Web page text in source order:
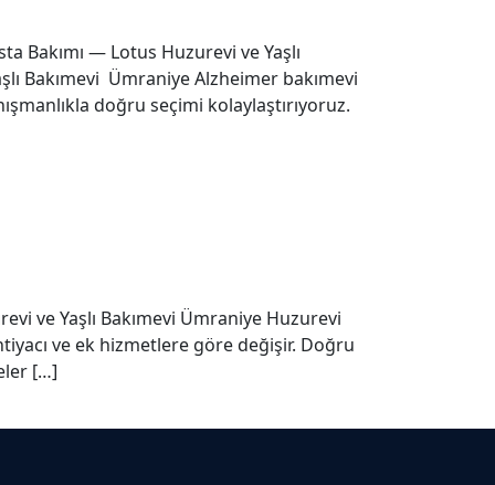
Bakımı — Lotus Huzurevi ve Yaşlı
Bakımevi Ümraniye Alzheimer bakımevi
doğru seçimi kolaylaştırıyoruz.
ve Yaşlı Bakımevi Ümraniye Huzurevi
ve ek hizmetlere göre değişir. Doğru
[…]